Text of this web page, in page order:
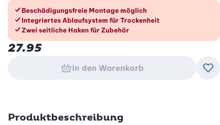
Die Vorteile im Überblick
Beschädigungsfreie Montage möglich
Integriertes Ablaufsystem für Trockenheit
Zwei seitliche Haken für Zubehör
27.95
In den Warenkorb
Produktbeschreibung